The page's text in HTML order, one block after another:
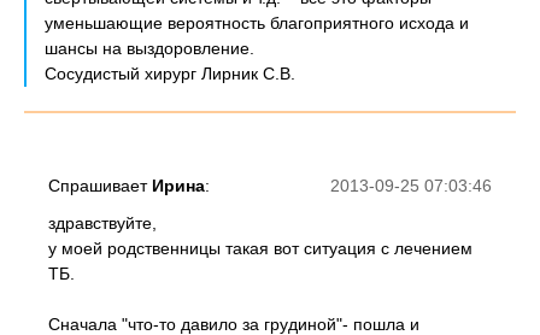
уменьшающие вероятность благоприятного исхода и
шансы на выздоровление.
Сосудистый хирург Лирник С.В.
2013-09-25 07:03:46
Спрашивает Ирина:
здравствуйте,
у моей родственницы такая вот ситуация с лечением
ТБ.
Сначала "что-то давило за грудиной"- пошла и